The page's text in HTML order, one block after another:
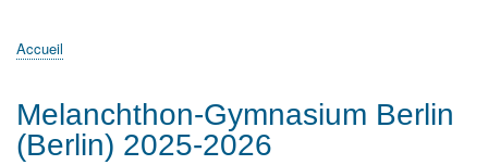
Accueil
ActualitésMATh.en.JEANS ?
Régions et Ateliers
Créer, gérer un atelier
Sujets/Publications
Congrès
d'Ariane
Accueil
Melanchthon-Gymnasium Berlin
(Berlin) 2025-2026